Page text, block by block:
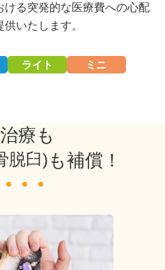
ける突発的な医療費への心配
いたします。
ライト ミニ
療も
脱臼) も補償！